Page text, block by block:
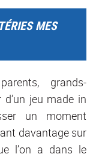
MES
grands-
jeu made in
un moment
davantage sur
l’on a dans le